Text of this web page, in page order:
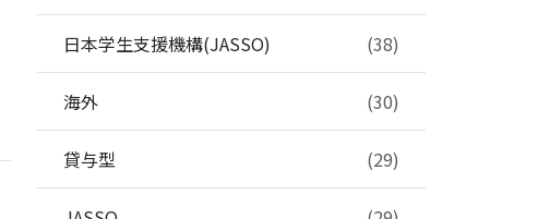
日本学生支援機構(JASSO) (38)
海外 (30)
貸与型 (29)